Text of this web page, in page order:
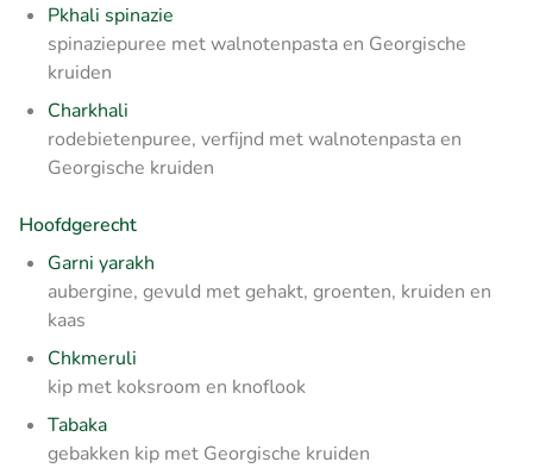
Pkhali spinazie
spinaziepuree met walnotenpasta en Georgische
kruiden
Charkhali
rodebietenpuree, verfijnd met walnotenpasta en
Georgische kruiden
Hoofdgerecht
Garni yarakh
aubergine, gevuld met gehakt, groenten, kruiden en
kaas
Chkmeruli
kip met koksroom en knoflook
Tabaka
gebakken kip met Georgische kruiden